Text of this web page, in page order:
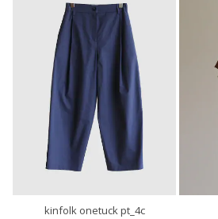
kinfolk onetuck pt_4c